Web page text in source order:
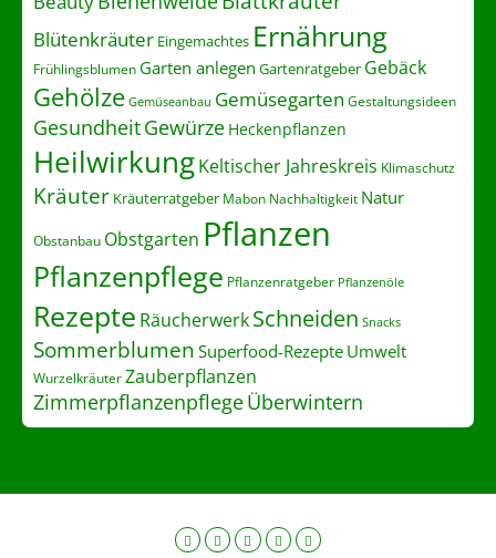
Blütenkräuter Eingemachtes Ernährung
Frühlingsblumen Garten anlegen Gartenratgeber Gebäck
Gehölze Gemüseanbau Gemüsegarten Gestaltungsideen
GesundheitGewürze Heckenpflanzen
HeilwirkungKeltischer Jahreskreis Klimaschutz
Kräuter Kräuterratgeber Mabon Nachhaltigkeit Natur
Obstanbau Obstgarten Pflanzen
Pflanzenpflege Pflanzenratgeber Pflanzenöle
Rezepte RäucherwerkSchneiden Snacks
Sommerblumen Superfood-Rezepte Umwelt
WurzelkräuterZauberpflanzen
ZimmerpflanzenpflegeÜberwintern